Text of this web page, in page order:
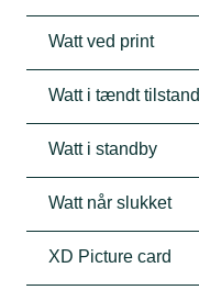
Watt ved print
Watt i tændt tilstand
Watt i standby
Watt når slukket
XD Picture card